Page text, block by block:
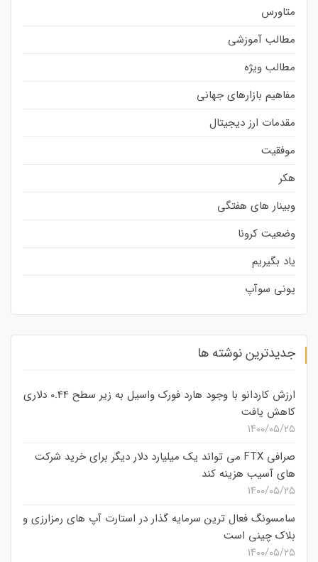
متاورس
مطالب آموزشی
مطالب ویژه
مفاهیم بازارهای جهانی
مقدمات ارز دیجیتال
موفقیت
هکر
وبینار های هفتگی
وضعیت کرونا
یاد بگیریم
یونی سوآپ
جدیدترین نوشته ها
ارزش کاردانو با وجود هارد فورک واسیل به زیر سطح 0.44 دلاری
کاهش یافت
۱۴۰۰/۰۵/۲۵
صرافی FTX می تواند یک میلیارد دلار دیگر برای خرید شرکت
های آسیب هزینه کند
۱۴۰۰/۰۵/۲۵
سامسونگ فعال‌ ترین سرمایه‌ گذار در استارت‌ آپ‌ های رمزارزی و
بلاک چینی است
۱۴۰۰/۰۵/۲۵